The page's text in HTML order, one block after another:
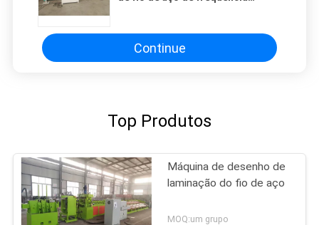
Continue
Top Produtos
Máquina de desenho de
laminação do fio de aço
MOQ:um grupo